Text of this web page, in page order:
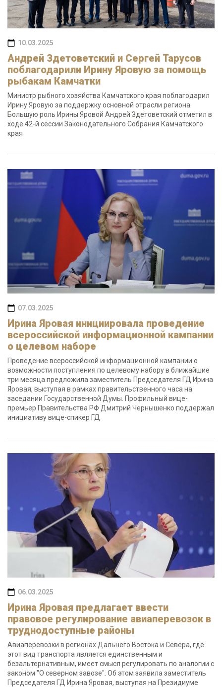
10.03.2025
Андрей Здетоветский и Сергей Тарусов
поблагодарили Ирину Яровую за помощь
рыбакам Камчатки
Министр рыбного хозяйства Камчатского края поблагодарил
Ирину Яровую за поддержку основной отрасли региона.
Большую роль Ирины Яровой Андрей Здетоветский отметил в
ходе 42-й сессии Законодательного Собрания Камчатского
края
07.03.2025
Ирина Яровая инициировала проведение
всероссийской информационной кампании
о целевом наборе
Проведение всероссийской информационной кампании о
возможности поступления по целевому набору в ближайшие
три месяца предложила заместитель Председателя ГД Ирина
Яровая, выступая в рамках правительственного часа на
заседании Государственной Думы. Профильный вице-
премьер Правительства РФ Дмитрий Чернышенко поддержал
инициативу вице-спикер ГД
06.03.2025
Ирина Яровая предлагает ввести
правовое регулирование авиаперевозок в
труднодоступные районы
Авиаперевозки в регионах Дальнего Востока и Севера, где
этот вид транспорта является единственным и
безальтернативным, имеет смысл регулировать по аналогии с
законом "О северном завозе". Об этом заявила заместитель
Председателя ГД Ирина Яровая, выступая на Президиуме